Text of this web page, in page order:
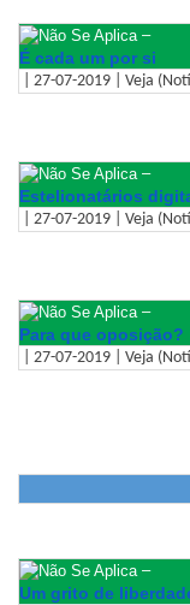
–
É cada um por si
| 27-07-2019 | Veja
–
Estelionatários
| 27-07-2019 | Veja
–
Para que oposição?
| 27-07-2019 | Veja
–
Um grito de